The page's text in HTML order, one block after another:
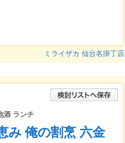
ミライザカ 仙台名掛丁店
酒 ランチ
み 俺の割烹 六金